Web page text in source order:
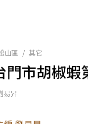
山區 / 其它
門市胡椒
易昇